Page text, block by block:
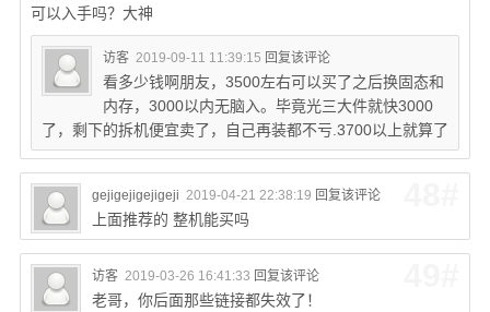
可以入手吗？大神
访客 2019-09-11 11:39:15 回复该评论
看多少钱啊朋友，3500左右可以买了之后换固态和
内存，3000以内无脑入。毕竟光三大件就快3000
了，剩下的拆机便宜卖了，自己再装都不亏.3700以上就算了
gejigejigejigeji 2019-04-21 22:38:19 回复该评论
上面推荐的 整机能买吗
访客 2019-03-26 16:41:33 回复该评论
老哥，你后面那些链接都失效了！